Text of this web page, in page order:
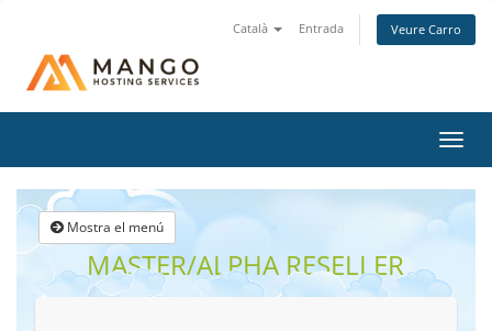
Català Entrada Veure Carro
la
Mostra el menú
MASTER/ALPHA RESELLER